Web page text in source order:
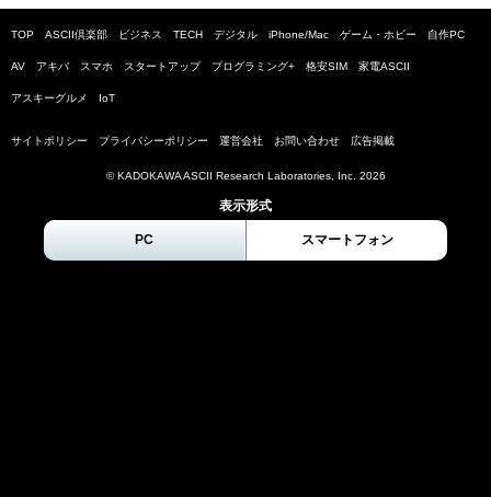
TOP ASCII倶楽部 ビジネス TECH デジタル iPhone/Mac ゲーム・ホビー 自作PC
AV アキバ スマホ スタートアップ プログラミング+ 格安SIM 家電ASCII
アスキーグルメ IoT
サイトポリシー プライバシーポリシー 運営会社 お問い合わせ 広告掲載
© KADOKAWA ASCII Research Laboratories, Inc. 2026
表示形式
PC スマートフォン